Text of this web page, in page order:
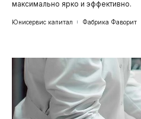
максимально ярко и эффективно.
Юнисервис капитал Фабрика Фаворит